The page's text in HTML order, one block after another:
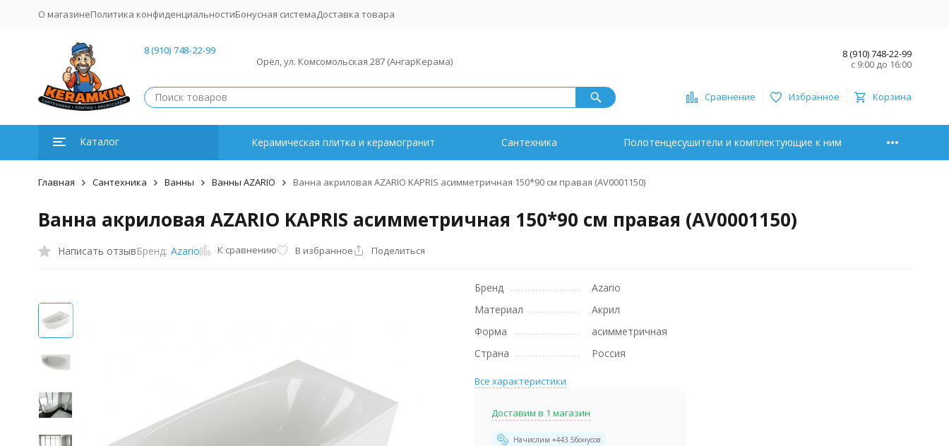
О магазинеПолитика конфиденциальностиБонусная системаДоставка товара
8 (910) 748-22-99
Орёл, ул. Комсомольская 287 (АнгарКерама)
8 (910) 748-22-99
с 9:00 до 16:00
Сравнение Избранное Корзина
Каталог Керамическая плитка и керамогранит Сантехника Полотенцесушители и комплектующие к ним
Главная Сантехника Ванны Ванны AZARIO Ванна акриловая AZARIO KAPRIS асимметричная 150*90 см правая (AV0001150)
Ванна акриловая AZARIO KAPRIS асимметричная 150*90 см правая (AV0001150)
Написать отзывБренд: Azario К сравнению В избранное Поделиться
Бренд
Azario
Материал
Акрил
Форма
асимметричная
Страна
Россия
Все характеристики
Доставим в 1 магазин
Начислим +443.5бонусов